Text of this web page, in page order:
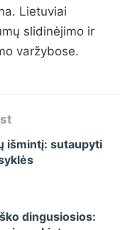
Lietuviai
slidinėjimo ir
varžybose.
išmintį: sutaupyti
dingusiosios: